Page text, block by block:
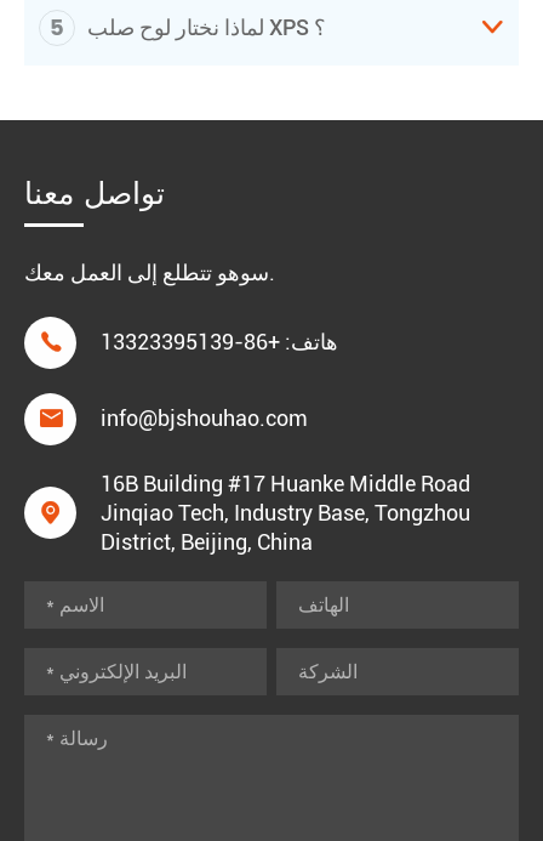
5 لماذا نختار لوح صلب XPS ؟ 
تواصل معنا
سوهو تتطلع إلى العمل معك.
 هاتف: +86-13323395139
 info@bjshouhao.com

16B Building #17 Huanke Middle Road
Jinqiao Tech, Industry Base, Tongzhou
District, Beijing, China